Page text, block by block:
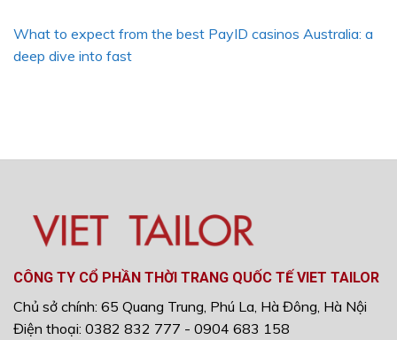
What to expect from the best PayID casinos Australia: a
deep dive into fast
CÔNG TY CỔ PHẦN THỜI TRANG QUỐC TẾ VIET TAILOR
Chủ sở chính: 65 Quang Trung, Phú La, Hà Đông, Hà Nội
Điện thoại: 0382 832 777 - 0904 683 158